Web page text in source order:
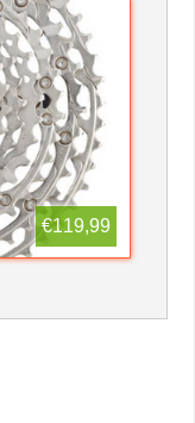
€119,99